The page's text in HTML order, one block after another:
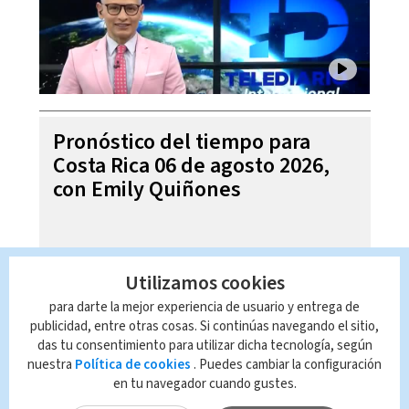
Pronóstico del tiempo para
Costa Rica 06 de agosto 2026,
con Emily Quiñones
Utilizamos cookies
para darte la mejor experiencia de usuario y entrega de
publicidad, entre otras cosas. Si continúas navegando el sitio,
das tu consentimiento para utilizar dicha tecnología, según
nuestra Política de cookies . Puedes cambiar la configuración
en tu navegador cuando gustes.